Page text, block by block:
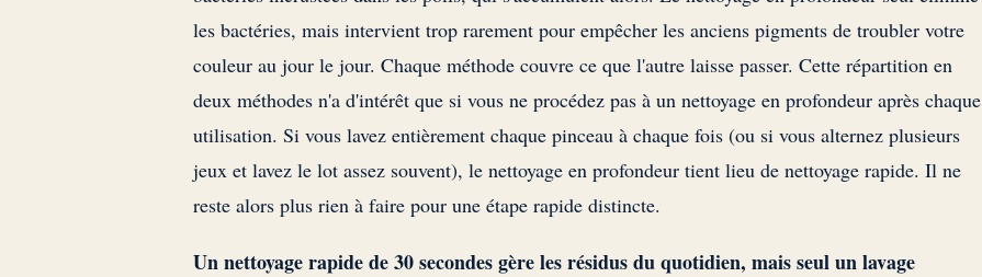
les bactéries, mais intervient trop rarement pour empêcher les anciens pigments de troubler votre
couleur au jour le jour. Chaque méthode couvre ce que l'autre laisse passer. Cette répartition en
deux méthodes n'a d'intérêt que si vous ne procédez pas à un nettoyage en profondeur après chaque
utilisation. Si vous lavez entièrement chaque pinceau à chaque fois (ou si vous alternez plusieurs
jeux et lavez le lot assez souvent), le nettoyage en profondeur tient lieu de nettoyage rapide. Il ne
reste alors plus rien à faire pour une étape rapide distincte.
Un nettoyage rapide de 30 secondes gère les résidus du quotidien, mais seul un lavage